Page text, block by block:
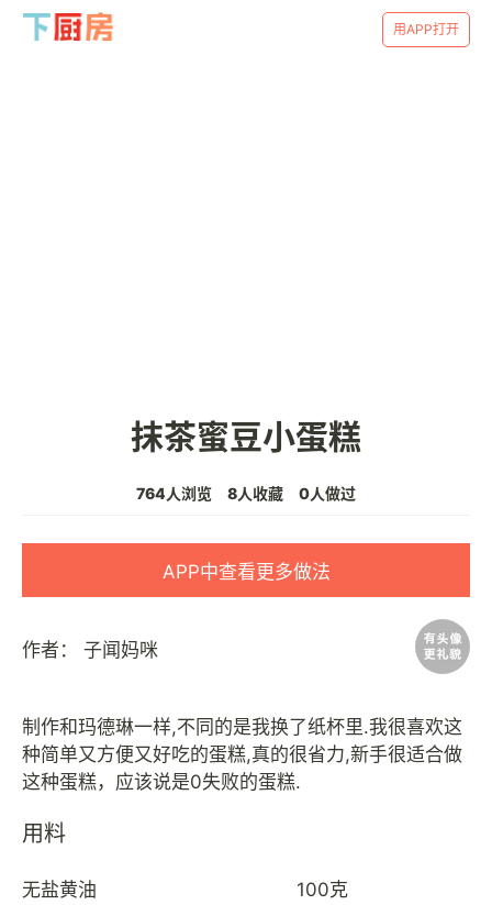
用APP打开
抹茶蜜豆小蛋糕
764人浏览 8人收藏 0人做过
APP中查看更多做法
作者： 子闻妈咪
制作和玛德琳一样,不同的是我换了纸杯里.我很喜欢这
种简单又方便又好吃的蛋糕,真的很省力,新手很适合做
用料
无盐黄油 100克